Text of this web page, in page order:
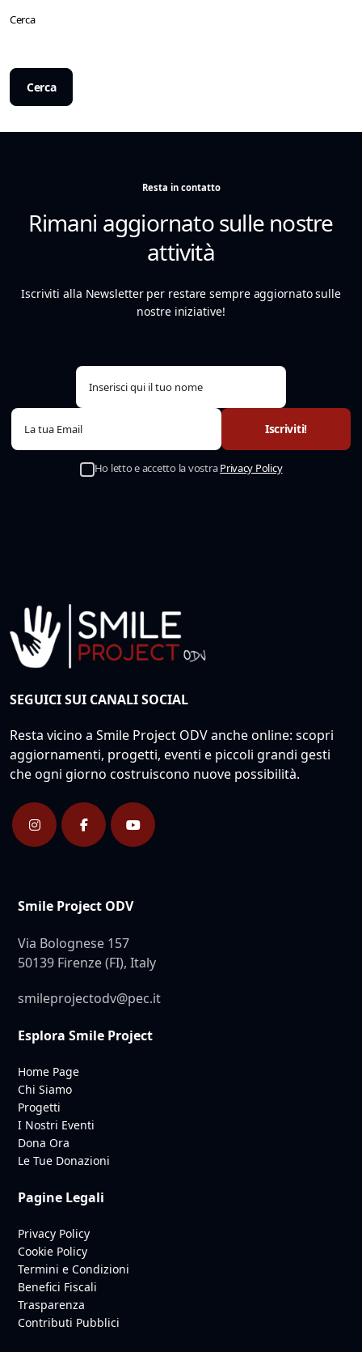
Cerca
Cerca
Resta in contatto
Rimani aggiornato sulle nostre
attività
Iscriviti alla Newsletter per restare sempre aggiornato sulle
nostre iniziative!
Ho letto e accetto la vostraPrivacy Policy
SEGUICI SUI CANALI SOCIAL
Resta vicino a Smile Project ODV anche online: scopri
aggiornamenti, progetti, eventi e piccoli grandi gesti
che ogni giorno costruiscono nuove possibilità.
Smile Project ODV
Via Bolognese 157
50139 Firenze (FI), Italy
smileprojectodv@pec.it
Esplora Smile Project
Home Page
Chi Siamo
Progetti
I Nostri Eventi
Dona Ora
Le Tue Donazioni
Pagine Legali
Privacy Policy
Cookie Policy
Termini e Condizioni
Benefici Fiscali
Trasparenza
Contributi Pubblici